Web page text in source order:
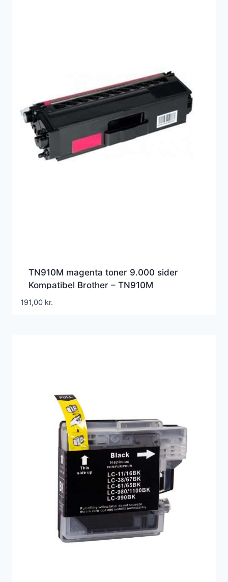
TN910M magenta toner 9.000 sider
Kompatibel Brother – TN910M
191,00 kr.